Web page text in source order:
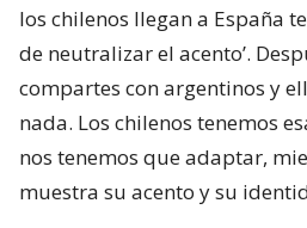
los chilenos llegan a España
de neutralizar el acento’.
compartes con argentinos y
nada. Los chilenos tenemos
nos tenemos que adaptar,
muestra su acento y su